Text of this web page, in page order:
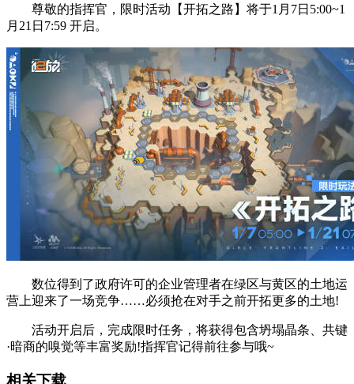
尊敬的指挥官，限时活动【开拓之路】将于1月7日5:00~1
月21日7:59 开启。
数位得到了政府许可的企业管理者在绿区与黄区的土地运
营上迎来了一场竞争……必须抢在对手之前开拓更多的土地!
活动开启后，完成限时任务，将获得包含坍塌晶条、共键
·暗商的嗅觉等丰富奖励!指挥官记得前往参与哦~
相关下载